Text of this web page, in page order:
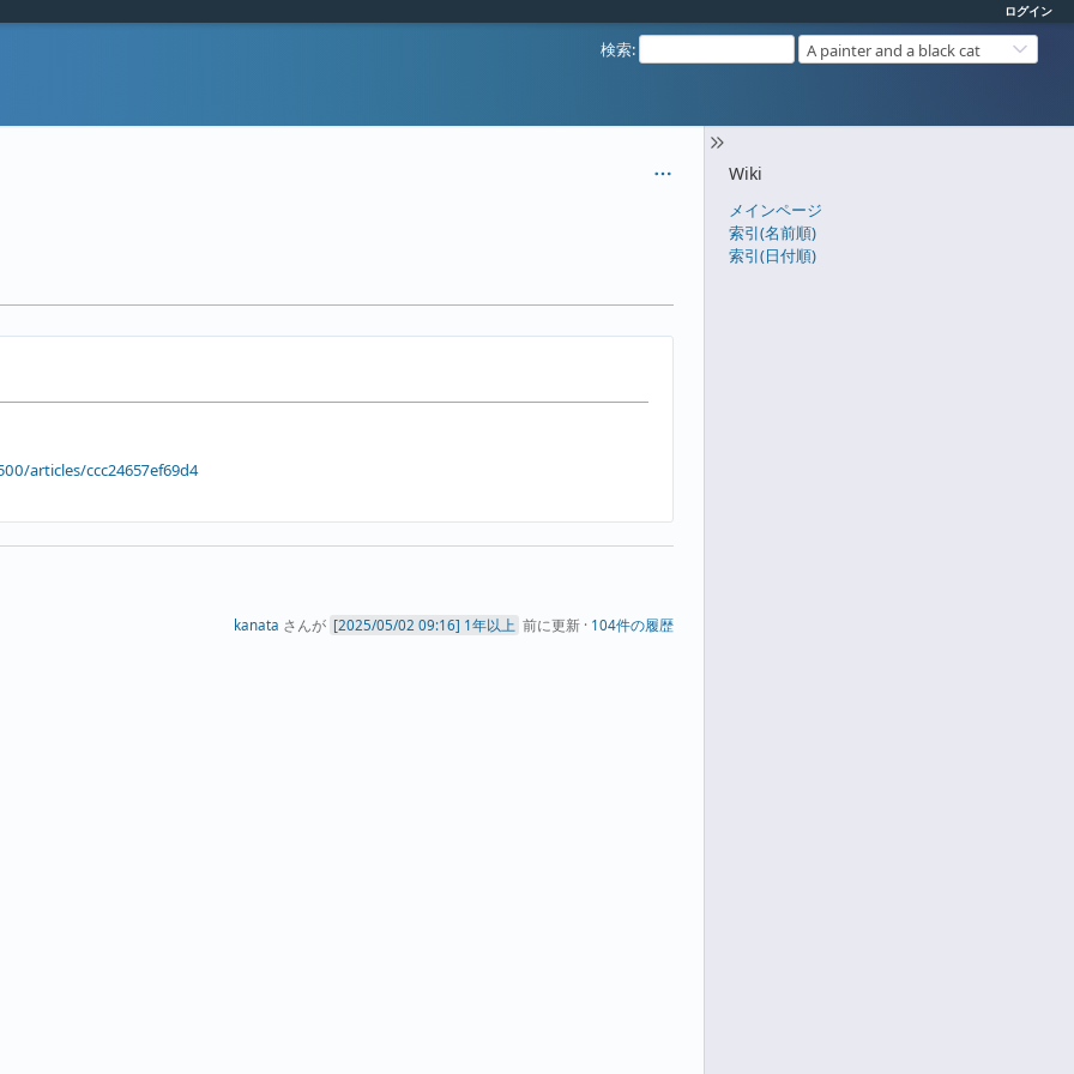
ログイン
検索: A painter and a black cat
Wiki
メインページ
索引(名前順)
索引(日付順)
articles/ccc24657ef69d4
kanata さんが 1年以上 前に更新 · 104件の履歴